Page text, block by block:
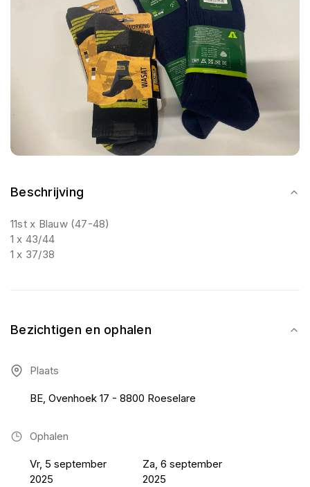
Beschrijving
11st x Blauw (47-48)
1 x 43/44
1 x 37/38
Bezichtigen en ophalen
Plaats
BE, Ovenhoek 17 - 8800 Roeselare
Ophalen
Vr, 5 september
2025
Za, 6 september
2025